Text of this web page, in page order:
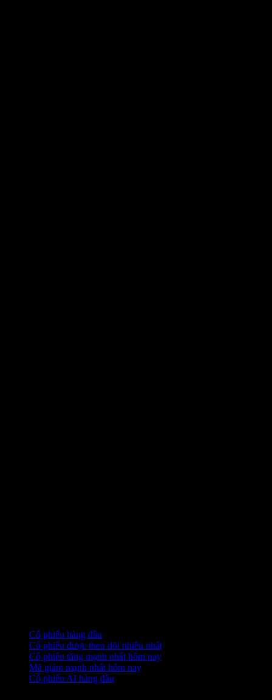
Cổ phiếu hàng đầu
Cổ phiếu được theo dõi nhiều nhất
Cổ phiếu tăng mạnh nhất hôm nay
Mã giảm mạnh nhất hôm nay
Cổ phiếu AI hàng đầu